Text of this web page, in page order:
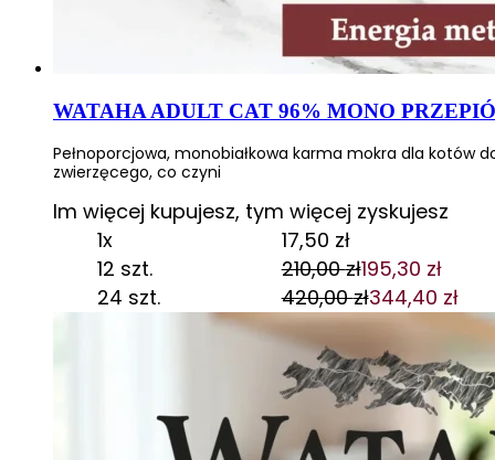
WATAHA ADULT CAT 96% MONO
Pełnoporcjowa, monobiałkowa karma mokra dla kotów
zwierzęcego, co czyni
Im więcej kupujesz, tym więcej zyskujesz
1x
17,50 zł
12 szt.
210,00zł
Pierwotna
cena
wynosiła:
210,00 zł.
195,30 zł
Aktualna
cena
wynosi:
195,30 zł.
24 szt. 420,00zł
Pierwotna
cena
wynosiła:
420,00 zł.
344,40 zł
Aktualna
cena
wynosi:
344,40 zł.